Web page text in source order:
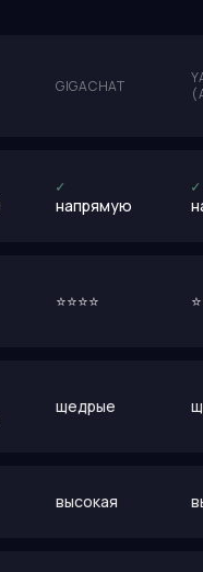
GIGACHAT
✓
напрямую
✓
⭐⭐⭐⭐
щедрые
высокая